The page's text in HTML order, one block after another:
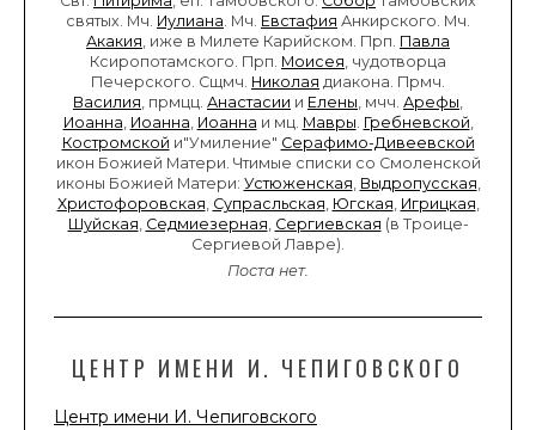
святых. Мч. Иулиана. Мч. Евстафия Анкирского. Мч.
Акакия, иже в Милете Карийском. Прп. Павла
Ксиропотамского. Прп. Моисея, чудотворца
Печерского. Сщмч. Николая диакона. Прмч.
Василия, прмцц. Анастасии и Елены, мчч. Арефы,
Иоанна, Иоанна, Иоанна и мц. Мавры. Гребневской,
Костромской и"Умиление" Серафимо-Дивеевской
икон Божией Матери. Чтимые списки со Смоленской
иконы Божией Матери: Устюженская, Выдропусская,
Христофоровская, Супрасльская, Югская, Игрицкая,
Шуйская, Седмиезерная, Сергиевская (в Троице-
Сергиевой Лавре).
Поста нет.
ЦЕНТР ИМЕНИ И. ЧЕПИГОВСКОГО
Центр имени И. Чепиговского